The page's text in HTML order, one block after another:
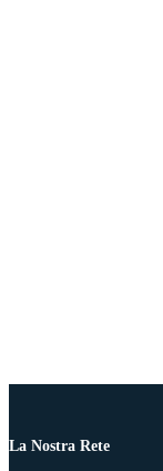
La Nostra Rete